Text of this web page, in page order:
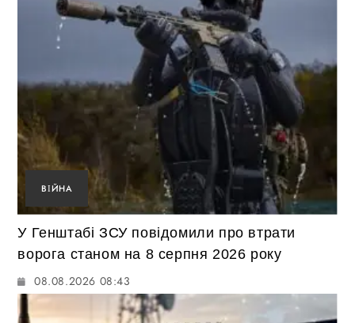
ВІЙНА
У Генштабі ЗСУ повідомили про втрати
ворога станом на 8 серпня 2026 року
08.08.2026 08:43